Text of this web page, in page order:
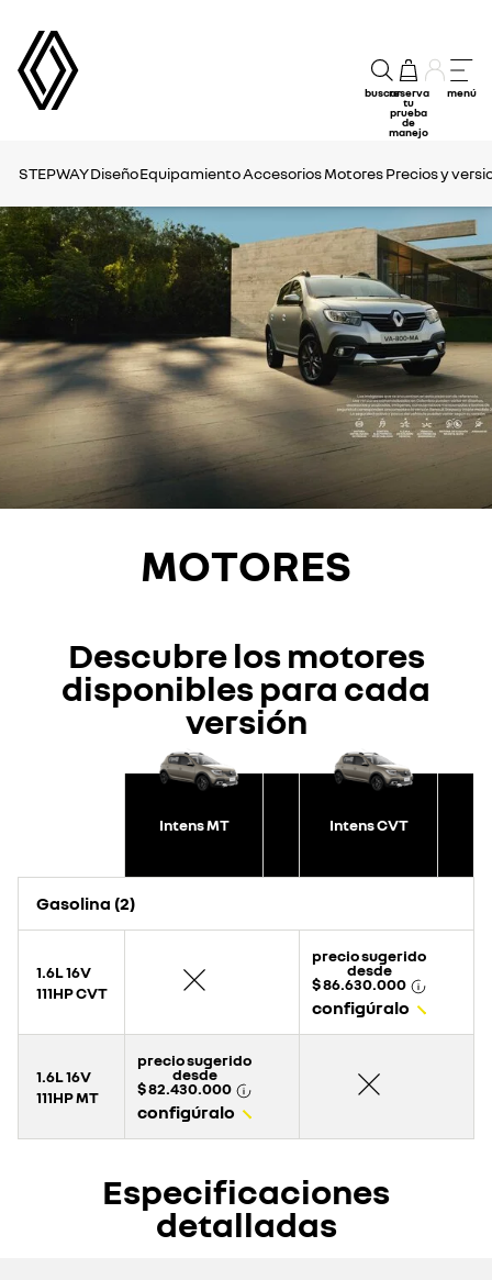
buscarreserva
tu
prueba
de
manejo
menú
STEPWAYDiseñoEquipamientoAccesoriosMotores Precios y
MOTORES
Descubre los motores
disponibles para cada
versión
Intens MT Intens CVT
Gasolina (2)
1.6L 16V
111HP CVT
precio sugerido
desde
$ 86.630.000
configúralo
1.6L 16V
111HP MT
precio sugerido
desde
$ 82.430.000
configúralo
Especificaciones
detalladas